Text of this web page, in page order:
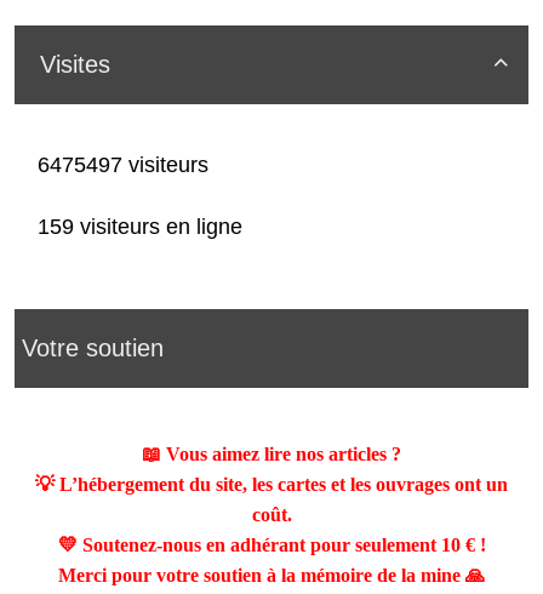

Visites
6475497 visiteurs
159 visiteurs en ligne
Votre soutien
📖 Vous aimez lire nos articles ?
💡 L’hébergement du site, les cartes et les ouvrages ont un
coût.
💛 Soutenez-nous en adhérant pour seulement 10 €!
Merci pour votre soutien à la mémoire de la mine 🙏